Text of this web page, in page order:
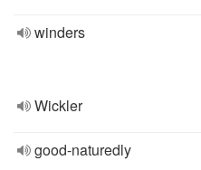
winders
Wickler
good-naturedly